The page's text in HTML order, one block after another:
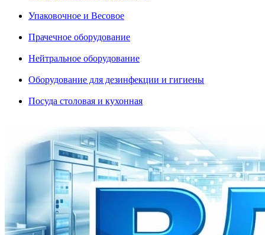
Упаковочное и Весовое
Прачечное оборудование
Нейтральное оборудование
Оборудование для дезинфекции и гигиены
Посуда столовая и кухонная